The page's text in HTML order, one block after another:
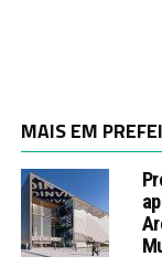
MAIS EM